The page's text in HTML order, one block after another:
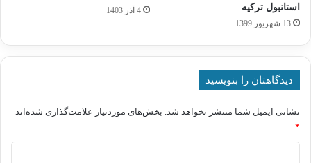
استانبول ترکیه
13 شهریور 1399
4 آذر 1403
دیدگاهتان را بنویسید
نشانی ایمیل شما منتشر نخواهد شد. بخش‌های موردنیاز علامت‌گذاری شده‌اند
*